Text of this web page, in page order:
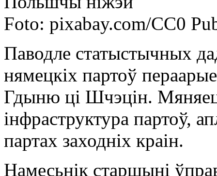
Foto: pixabay.com/CC0
Паводле статыстычных
нямецкіх партоў
Гдыню ці Шчэцін.
інфраструктура партоў,
партах заходніх краін.
Намесьнік старшыні